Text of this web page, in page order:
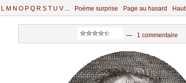
L M N O P Q R S T U V ... Poème surprise Page au hasard Haut
— 1 commentaire